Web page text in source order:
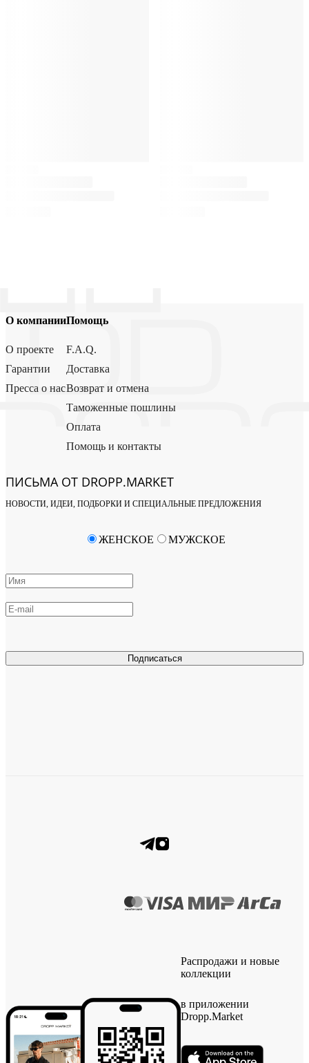
О компании
О проекте
Гарантии
Пресса о нас
Помощь
F.A.Q.
Доставка
Возврат и отмена
Таможенные пошлины
Оплата
Помощь и контакты
ПИСЬМА ОТ DROPP.MARKET
НОВОСТИ, ИДЕИ, ПОДБОРКИ И СПЕЦИАЛЬНЫЕ ПРЕДЛОЖЕНИЯ
Подписаться
ЖЕНСКОЕ МУЖСКОЕ
Распродажи и новые
коллекции
в приложении
Dropp.Market